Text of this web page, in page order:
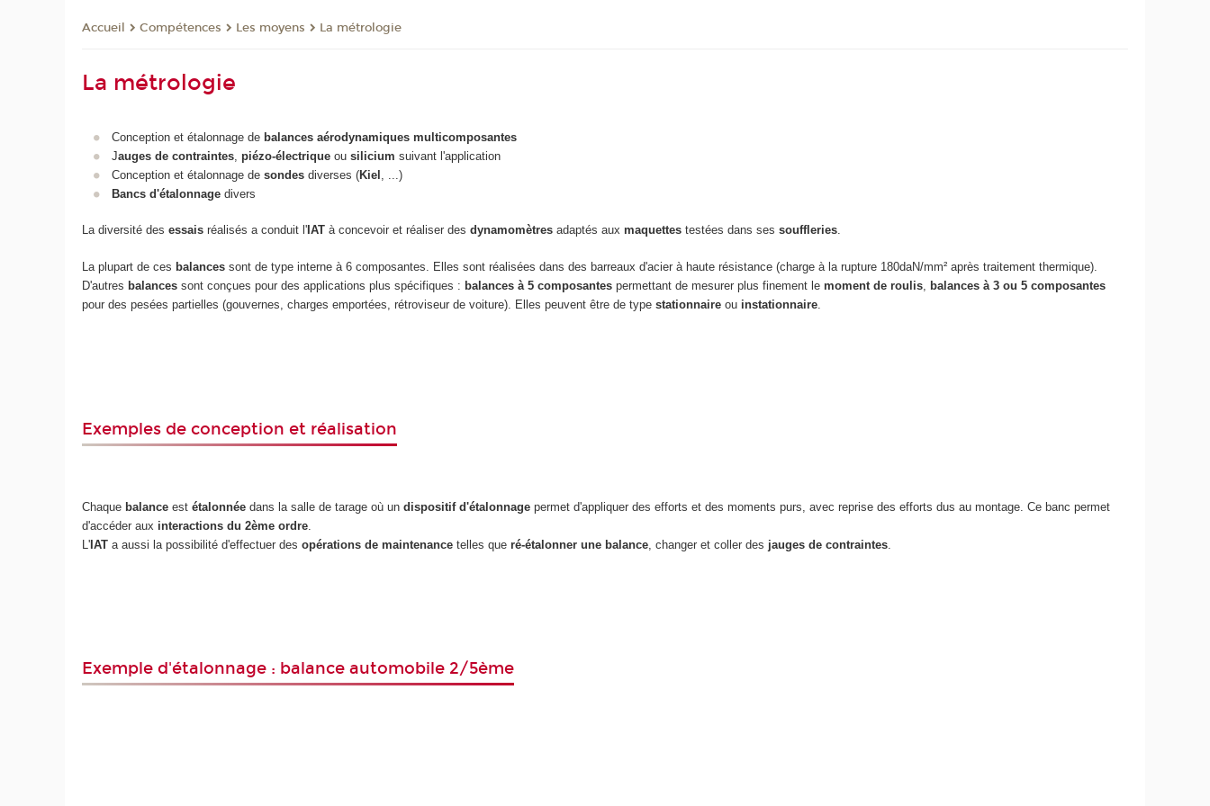
Accueil Compétences Les moyens La métrologie
La métrologie
Conception et étalonnage de balances aérodynamiques multicomposantes
Jauges de contraintes, piézo-électriqueou silicium suivant l'application
Conception et étalonnage de sondesdiverses (Kiel , ...)
Bancs d'étalonnagedivers
La diversité desessais réalisés a conduit l' IATà concevoir et réaliser desdynamomètres adaptés auxmaquettes testées dans sessouffleries.
La plupart de ces balances sont de type interne à 6 composantes. Elles sont réalisées dans des barreaux d'acier à haute résistance (charge à la rupture 180daN/mm² après traitement thermique).
D'autres balancessont conçues pour des applications plus spécifiques : balances à 5 composantes permettant de mesurer plus finement lemoment de roulis balances à 3 ou 5 composantes
pour des pesées partielles (gouvernes, charges emportées, rétroviseur de voiture). Elles peuvent être de typestationnaire ou instationnaire
Exemples de conception et réalisation
Chaque balance estétalonnéedans la salle de tarage où undispositif d'étalonnage permet d'appliquer des efforts et des moments purs, avec reprise des efforts dus au montage. Ce banc permet
d'accéder aux interactions du 2ème ordre
L'IAT a aussi la possibilité d'effectuer desopérations de maintenance telles queré-étalonner une balance , changer et coller des jauges de contraintes
Exemple d'étalonnage : balance automobile 2/5ème